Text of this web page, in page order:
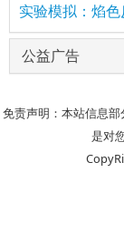
实验模拟：焰
公益广告
免责声明：本站信息
是对